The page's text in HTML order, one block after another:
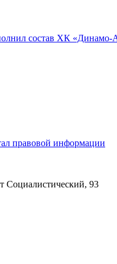
состав ХК «Динамо-
правовой информации
Социалистический, 93